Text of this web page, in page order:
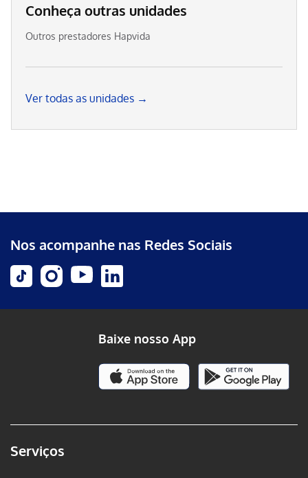
Conheça outras unidades
Outros prestadores Hapvida
Ver todas as unidades →
Nos acompanhe nas Redes Sociais
Serviços
Baixe nosso App